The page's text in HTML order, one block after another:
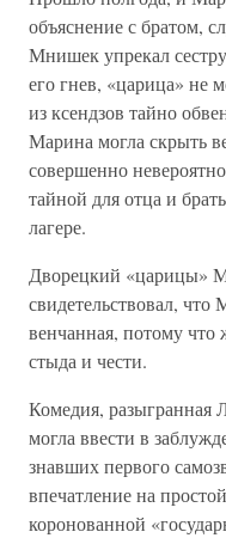
объяснение с братом,
Мнишек упрекал
его гнев, «царица» не
из ксендзов тайно
Марина могла скрыть
совершенно
тайной для отца и
лагере.
Дворецкий «царицы»
свидетельствовал,
венчанная, потому что
стыда и чести.
Комедия,
могла ввести в
знавших первого
впечатление на
коронованной